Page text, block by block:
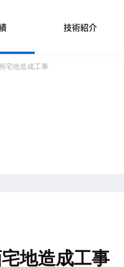
技術紹介
宅地造成工事
地造成工事